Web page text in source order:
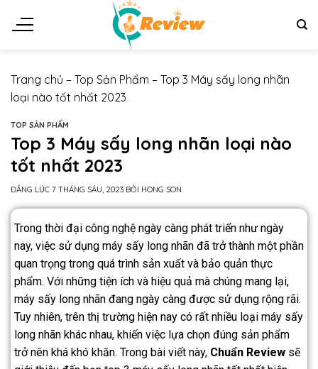
Trang chủ – Top Sản Phẩm – Top 3 Máy sấy long nhãn
loại nào tốt nhất 2023
TOP SẢN PHẨM
Top 3 Máy sấy long nhãn loại nào
tốt nhất 2023
ĐĂNG LÚC 7 THÁNG SÁU, 2023 BỞI HONG SON
Trong thời đại công nghệ ngày càng phát triển như ngày
nay, việc sử dụng máy sấy long nhãn đã trở thành một phần
quan trọng trong quá trình sản xuất và bảo quản thực
phẩm. Với những tiện ích và hiệu quả mà chúng mang lại,
máy sấy long nhãn đang ngày càng được sử dụng rộng rãi.
Tuy nhiên, trên thị trường hiện nay có rất nhiều loại máy sấy
long nhãn khác nhau, khiến việc lựa chọn đúng sản phẩm
trở nên khá khó khăn. Trong bài viết này, Chuẩn Review sẽ